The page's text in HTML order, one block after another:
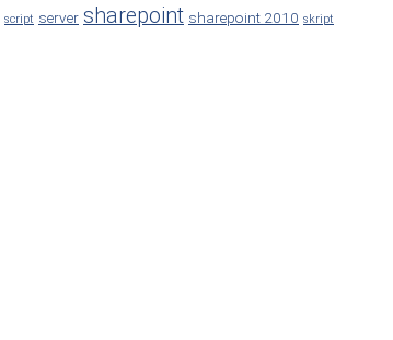
script server sharepoint sharepoint 2010 skript